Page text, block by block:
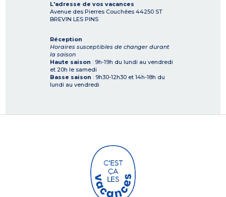
L'adresse de vos vacances
Avenue des Pierres Couchées 44250 ST
BREVIN LES PINS
Réception
Horaires susceptibles de changer durant
la saison
Haute saison : 9h-19h du lundi au vendredi
et 20h le samedi
Basse saison : 9h30-12h30 et 14h-18h du
lundi au vendredi